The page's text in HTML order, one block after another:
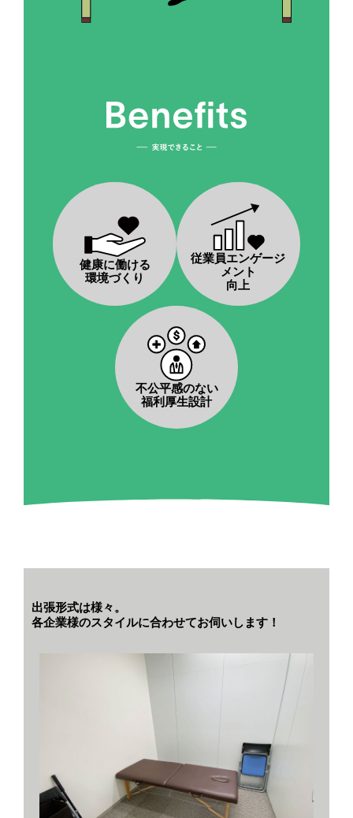
健康に働ける
環境づくり
従業員エンゲージ
メント
向上
不公平感のない
福利厚生設計
出張形式は様々。
各企業様のスタイルに合わせてお伺いします！